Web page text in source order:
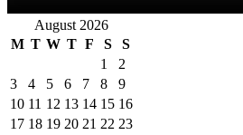
August 2026
M T W T F S
S
1
2
3
4 5 6 7 8
9
10 11 12 13 14 15 16
17 18 19 20 21 22 23